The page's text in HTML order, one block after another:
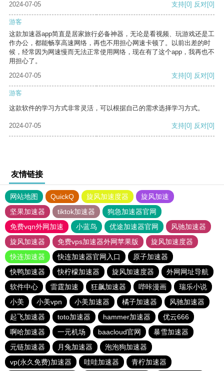
2024-07-05 支持[0] 反对[0]
游客
这款加速器app简直是居家旅行必备神器，无论是看视频、玩游戏还是工
作办公，都能畅享高速网络，再也不用担心网速卡顿了。以前出差的时
候，经常因为网速慢而无法正常使用网络，现在有了这个app，我再也不
用担心了。
2024-07-05
支持[0] 反对[0]
游客
这款软件的学习方式非常灵活，可以根据自己的需求选择学习方式。
2024-07-05 支持[0] 反对[0]
友情链接
网站地图 QuickQ 旋风加速度器
旋风加速
坚果加速器
tiktok加速器
狗急加速器官网
免费vqn外网加速
小蓝鸟 优途加速器官网
风驰加速器
旋风加速器
免费vps加速器外网苹果版
旋风加速度器
快连加速器
快连加速器官网入口
原子加速器
快鸭加速器
快柠檬加速器 旋风加速度器
外网网址导航
软件中心
雷霆加速 狂飙加速器 哔咔漫画
瑞乐小说
小美
小美vpn 小美加速器 橘子加速器
风驰加速器
起飞加速器
toto加速器 hammer加速器
优云666
啊哈加速器
一元机场 baacloud官网
暴雪加速器
元链加速器
月兔加速器
泡泡狗加速器
vp(永久免费)加速器
哇哇加速器 青柠加速器